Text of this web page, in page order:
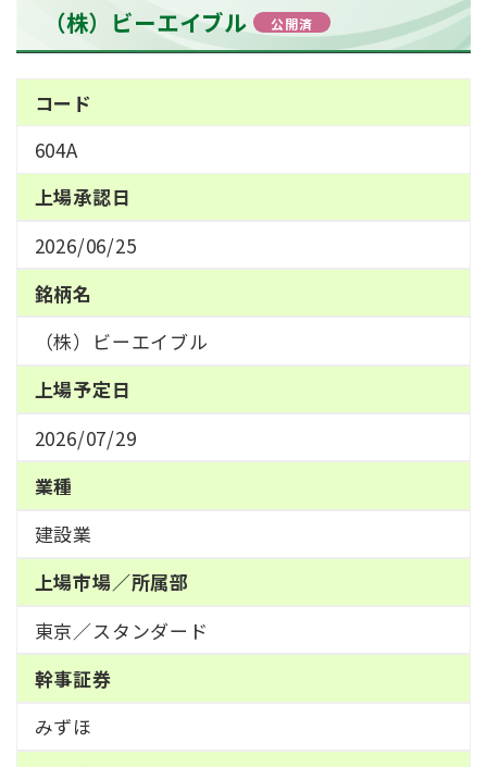
（株）ビーエイブル 公開済
コード
604A
上場承認日
2026/06/25
銘柄名
（株）ビーエイブル
上場予定日
2026/07/29
業種
建設業
上場市場／所属部
東京／スタンダード
幹事証券
みずほ